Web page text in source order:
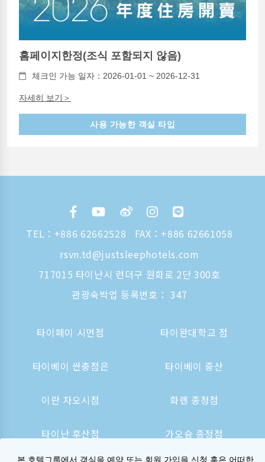
홈페이지한정(조식 포함되지 않음)
체크인 가능 일자：2026-01-01 ~ 2026-12-31
자세히 보기＞
사용 가능한 객실 타입
TEL： +886 62662528
FAX：+886 62661058
rsvn.td@justsleephotels.com
717015 타이난시 런더구 원화로 2단 300호
관광숙박업 등록번호： 347
타이페이 시먼점 타이완대학교 점
타이베이 싼충점은 타이베이 중산
이란 자오시점 화롄 종정점
타이난 후산점 가오슝 종정점
본 호텔그룹에서 객실을 예약 또는 회원 가입을 신청 혹은 어떠한